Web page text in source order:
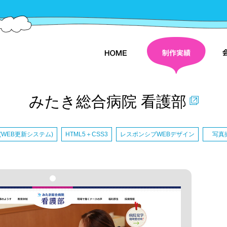
式会社
みたき総合病院 看護部
更新システム) HTML5＋CSS3 レスポンシブWEBデザイン 写真